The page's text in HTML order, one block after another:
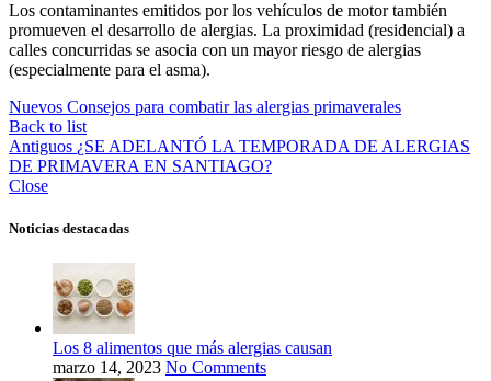
Los contaminantes emitidos por los vehículos de motor también
promueven el desarrollo de alergias. La proximidad (residencial) a
calles concurridas se asocia con un mayor riesgo de alergias
(especialmente para el asma).
Nuevos Consejos para combatir las alergias primaverales
Back to list
Antiguos ¿SE ADELANTÓ LA TEMPORADA DE ALERGIAS
DE PRIMAVERA EN SANTIAGO?
Close
Noticias destacadas
Los 8 alimentos que más alergias causan
marzo 14, 2023 No Comments